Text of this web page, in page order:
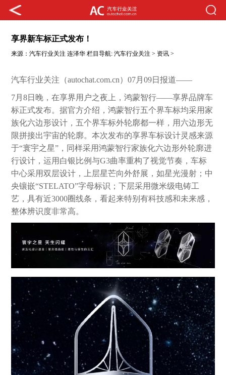
享界新车标正式发布！
来源：汽车行业关注 连泽华 栏目导航:汽车行业关注 > 资讯 >
汽车行业关注（autochat.com.cn）07月09日报道——
7月8日晚，在享界用户之夜上，鸿蒙智行——享界品牌车
标正式发布。据官方介绍，鸿蒙智行五个界车标均采用家
族化六边形设计，五个界车标外轮廓都一样，用六边形无
限拼接出宇宙的轮廓。本次发布的享界车标设计灵感来源
于“寰宇之星”，同样采用鸿蒙智行家族化六边形外轮廓进
行设计，运用白银比例与G3曲率重构了视觉节奏，车标
中心采用双层设计，上层星芒向外舒展，如星光漫射；中
央镶嵌“STELATO”字母标识；下层采用微米级电铸工
艺，具有近3000圈线条，看起来特别有科技感和未来感，
整体辨识度非常高。